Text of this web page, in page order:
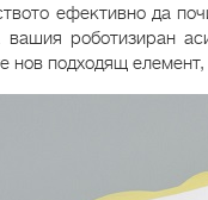
ефективно да
вашия роботизиран
нов подходящ